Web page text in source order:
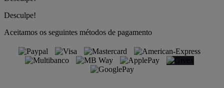
Desculpe!
Aceitamos os seguintes métodos de pagamento